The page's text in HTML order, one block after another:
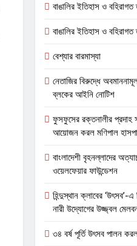
বাঙালির ইতিহাস ও বহিরাগত
বাঙালির ইতিহাস ও বহিরাগত
বেশ্যার বারমাস্যা
নেতাজির বিরুদ্ধে
ব্লকের আইনি নোটিশ
ফুসফুসের রক্তনালীর প্রদাহ
আয়োজন করল মণিপাল
বাংলাদেশী বৃহনল্লাদের
ওয়েলফেয়ার ফাউন্ডেশন
হিন্দুস্থান ক্লাবের
নারী উদ্যোগের উজ্জ্বল
৩৪ বর্ষ পূর্তি উৎসব পালন